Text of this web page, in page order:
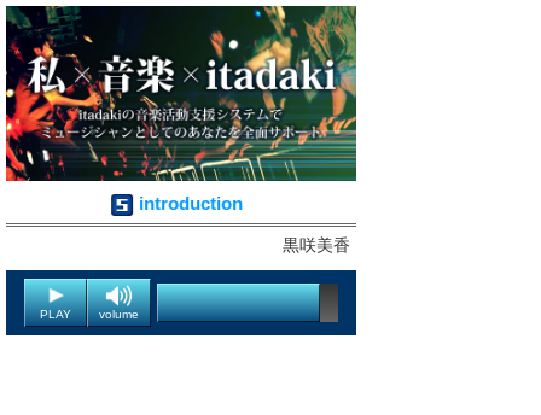
introduction
黒咲美香
PLAY volume